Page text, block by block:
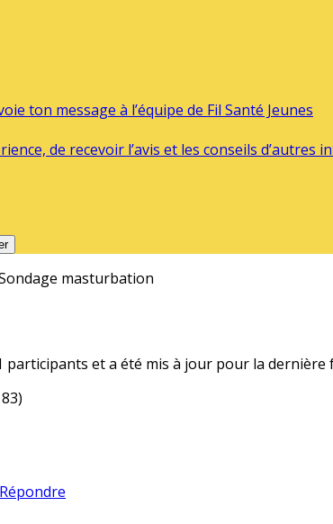
ton message à l’équipe de Fil Santé Jeunes
de recevoir l’avis et les conseils d’autres
masturbation
participants et a été mis à jour pour la dernière
Répondre